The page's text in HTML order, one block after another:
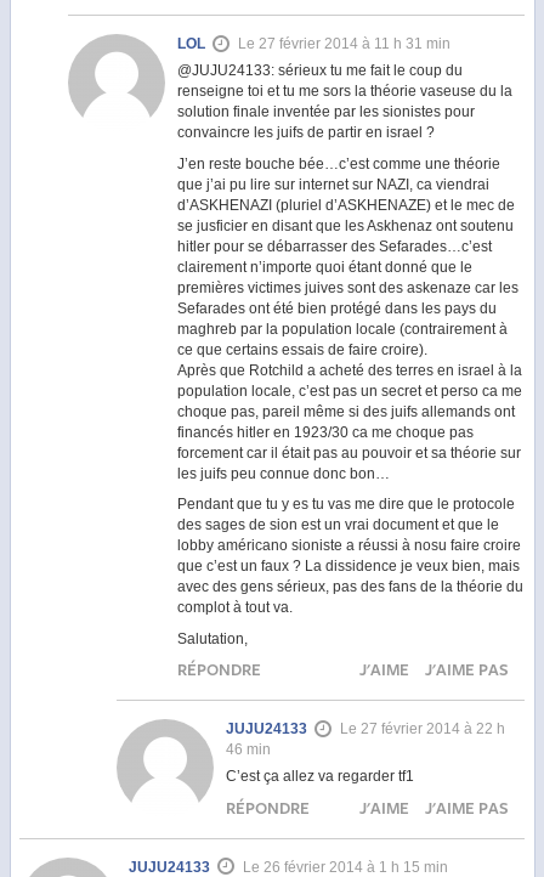
LOL
Le 27 février 2014 à 11 h 31 min
@JUJU24133: sérieux tu me fait le coup du
renseigne toi et tu me sors la théorie vaseuse du la
solution finale inventée par les sionistes pour
convaincre les juifs de partir en israel ?
J’en reste bouche bée…c’est comme une théorie
que j’ai pu lire sur internet sur NAZI, ca viendrai
d’ASKHENAZI (pluriel d’ASKHENAZE) et le mec de
se jusficier en disant que les Askhenaz ont soutenu
hitler pour se débarrasser des Sefarades…c’est
clairement n’importe quoi étant donné que le
premières victimes juives sont des askenaze car les
Sefarades ont été bien protégé dans les pays du
maghreb par la population locale (contrairement à
ce que certains essais de faire croire).
Après que Rotchild a acheté des terres en israel à la
population locale, c’est pas un secret et perso ca me
choque pas, pareil même si des juifs allemands ont
financés hitler en 1923/30 ca me choque pas
forcement car il était pas au pouvoir et sa théorie sur
les juifs peu connue donc bon…
Pendant que tu y es tu vas me dire que le protocole
des sages de sion est un vrai document et que le
lobby américano sioniste a réussi à nosu faire croire
que c’est un faux ? La dissidence je veux bien, mais
avec des gens sérieux, pas des fans de la théorie du
complot à tout va.
Salutation,
J'AIME J'AIME PAS
RÉPONDRE
JUJU24133
Le 27 février 2014 à 22 h
46 min
C’est ça allez va regarder tf1
J'AIME J'AIME PAS
RÉPONDRE
JUJU24133
Le 26 février 2014 à 1 h 15 min